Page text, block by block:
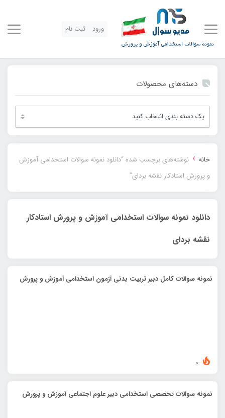
ورود ثبت نام
دسته‌های محصولات
خانه › نوشته‌های برچسب شده “دانلود نمونه سوالات استخدامی آموزش
و پرورش استادکار نقشه بردای”
دانلود نمونه سوالات استخدامی آموزش و پرورش استادکار
نقشه بردای
نمونه سوالات کامل دبیر تربیت بدنی آزمون استخدامی آموزش و پرورش
نمونه سوالات تخصصی استخدامی دبیر علوم اجتماعی آموزش و پرورش